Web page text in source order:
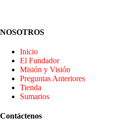
NOSOTROS
Inicio
El Fundador
Misión y Visión
Preguntas Anteriores
Tienda
Sumarios
Contáctenos